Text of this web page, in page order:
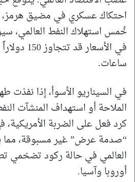
احتكاك عسكري في مضيق هرمز،
خُمس استهلاك النفط العالمي،
في
ساعات.
في السيناريو الأسوأ، إذا نفذت
الملاحة أو استهداف المنشآت
كرد فعل على الضربة
“صدمة عرض” غير مسبوقة، مما
العالمي في حالة ركود تضخمي
أوروبا وآسيا.